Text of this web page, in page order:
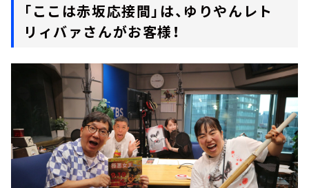
「ここは赤坂応接間」は、ゆりやんレト
リィバァさんがお客様！